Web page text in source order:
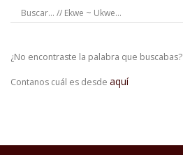
¿No encontraste la palabra que buscabas?
Contanos cuál es desde aquí